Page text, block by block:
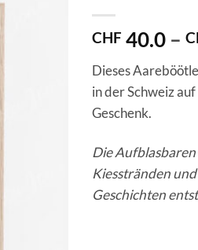
CHF 40.0 –
Dieses
in der Schweiz
Geschenk.
Die
Kiesstränden
Geschichten